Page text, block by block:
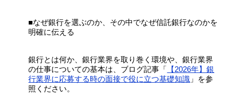
■なぜ銀行を選ぶのか、その中でなぜ信託銀行なのかを
明確に伝える
銀行とは何か、銀行業界を取り巻く環境や、銀行業界
の仕事についての基本は、ブログ記事「 【2026年】銀
行業界に応募する時の面接で役に立つ基礎知識 」を参
照ください。